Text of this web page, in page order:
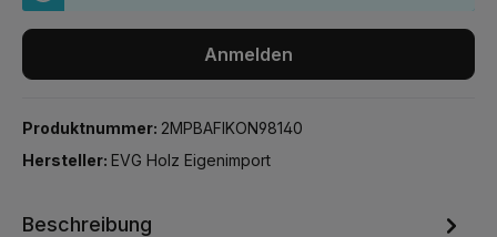
Anmelden
Produktnummer: 2MPBAFIKON98140
Hersteller: EVG Holz Eigenimport
Beschreibung